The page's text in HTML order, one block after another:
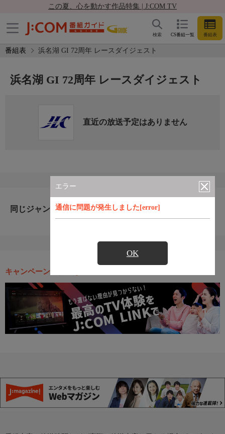
この夏、心を動かす作品特集 | J:COM TV
CS番組一覧 番組表
検索
番組表 浜名湖 GI 72周年 レースダイジェスト
エラー
通信に問題が発生しました[error]
OK
浜名湖 GI 72周年 レースダイジェスト
直近の放送予定はありません
同じジャンルのおすすめ番組
キャンペーン・お得な情報